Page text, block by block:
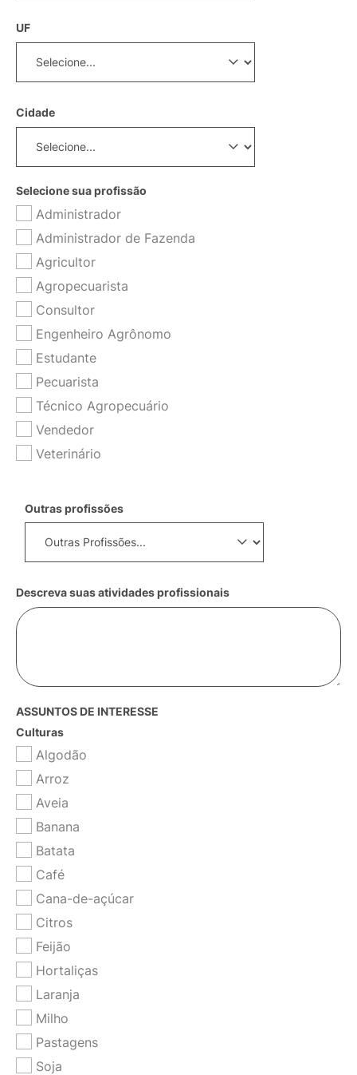
UF
Cidade
Selecione sua profissão
Administrador
Administrador de Fazenda
Agricultor
Agropecuarista
Consultor
Engenheiro Agrônomo
Estudante
Pecuarista
Técnico Agropecuário
Vendedor
Veterinário
Outras profissões
Descreva suas atividades profissionais
ASSUNTOS DE INTERESSE
Culturas
Algodão
Arroz
Aveia
Banana
Batata
Café
Cana-de-açúcar
Citros
Feijão
Hortaliças
Laranja
Milho
Pastagens
Soja